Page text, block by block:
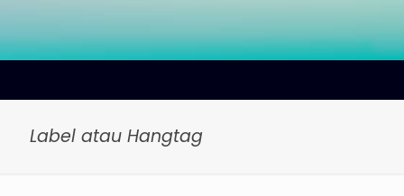
Label atau Hangtag